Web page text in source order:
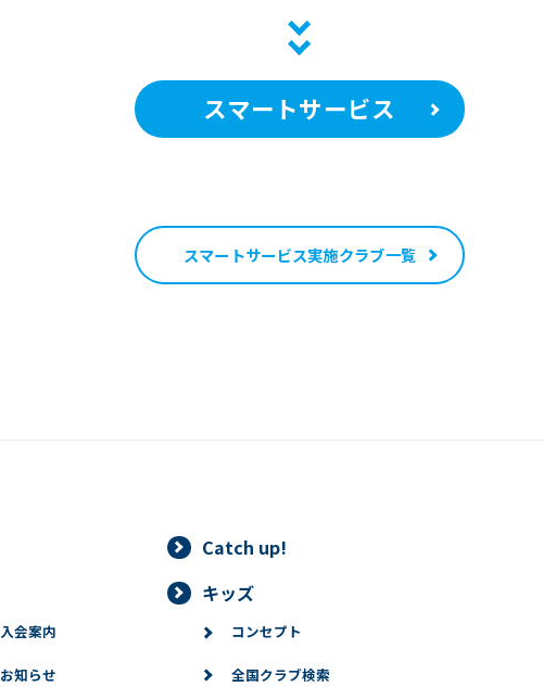
スマートサービス
スマートサービス実施クラブ一覧
Catch up!
入会案内
お知らせ
キッズ
コンセプト
全国クラブ検索